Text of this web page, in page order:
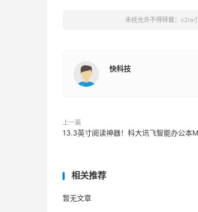
未经允许不得转载： v2ra
快科技
上一篇
13.3英寸阅读神器！科大讯飞智能办公本
相关推荐
暂无文章